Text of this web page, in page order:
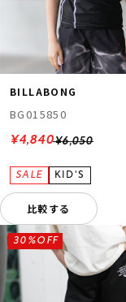
BILLABONG
BG015850
¥6,050
¥4,840
比較する
30%OFF